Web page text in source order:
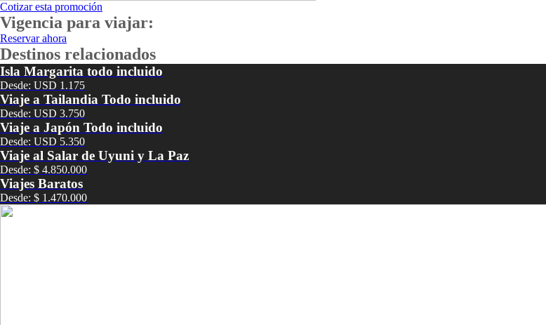
Cotizar esta promoción
Vigencia para viajar:
Reservar ahora
Destinos relacionados
Isla Margarita todo incluido
Desde: USD 1.175
Viaje a Tailandia Todo incluido
Desde: USD 3.750
Viaje a Japón Todo incluido
Desde: USD 5.350
Viaje al Salar de Uyuni y La Paz
Desde: $ 4.850.000
Viajes Baratos
Desde: $ 1.470.000